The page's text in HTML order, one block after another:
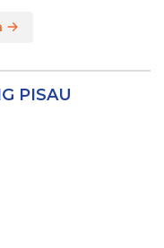
PISAU